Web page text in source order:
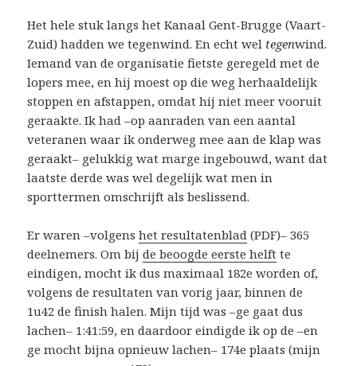
Het hele stuk langs het Kanaal Gent-Brugge (Vaart-
Zuid) hadden we tegenwind. En echt wel tegenwind.
Iemand van de organisatie fietste geregeld met de
lopers mee, en hij moest op die weg herhaaldelijk
stoppen en afstappen, omdat hij niet meer vooruit
geraakte. Ik had –op aanraden van een aantal
veteranen waar ik onderweg mee aan de klap was
geraakt– gelukkig wat marge ingebouwd, want dat
laatste derde was wel degelijk wat men in
sporttermen omschrijft als beslissend.
Er waren –volgenshet resultatenblad (PDF)– 365
deelnemers. Om bijde beoogde eerste helft te
eindigen, mocht ik dus maximaal 182e worden of,
volgens de resultaten van vorig jaar, binnen de
1u42 de finish halen. Mijn tijd was –ge gaat dus
lachen– 1:41:59, en daardoor eindigde ik op de –en
ge mocht bijna opnieuw lachen– 174e plaats (mijn